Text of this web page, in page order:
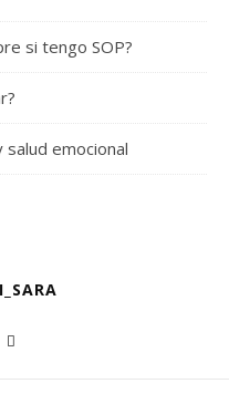
si tengo SOP?
emocional